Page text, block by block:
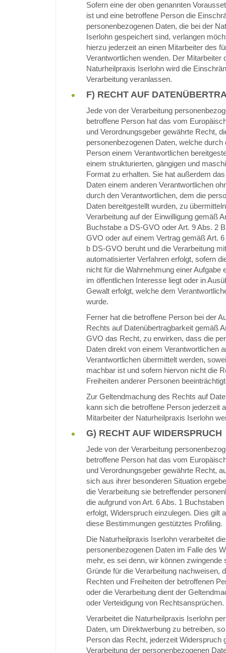
Sofern eine der oben genannten
ist und eine betroffene Person die
personenbezogenen Daten, die bei der
Iserlohn gespeichert sind, verlangen
hierzu jederzeit an einen Mitarbeiter des
Verantwortlichen wenden. Der Mitarbeiter
Naturheilpraxis Iserlohn wird die
Verarbeitung veranlassen.
F) RECHT AUF
Jede von der Verarbeitung
betroffene Person hat das vom
und Verordnungsgeber gewährte Recht,
personenbezogenen Daten, welche durch
Person einem Verantwortlichen
einem strukturierten, gängigen und
Format zu erhalten. Sie hat außerdem
Daten einem anderen Verantwortlichen
durch den Verantwortlichen, dem die
Daten bereitgestellt wurden, zu
Verarbeitung auf der Einwilligung gemäß
Buchstabe a DS-GVO oder Art. 9 Abs. 2
GVO oder auf einem Vertrag gemäß Art.
b DS-GVO beruht und die Verarbeitung
automatisierter Verfahren erfolgt, sofern
nicht für die Wahrnehmung einer Aufgabe
im öffentlichen Interesse liegt oder in
Gewalt erfolgt, welche dem
wurde.
Ferner hat die betroffene Person bei der
Rechts auf Datenübertragbarkeit gemäß
GVO das Recht, zu erwirken, dass die
Daten direkt von einem Verantwortlichen
Verantwortlichen übermittelt werden,
machbar ist und sofern hiervon nicht die
Freiheiten anderer Personen
Zur Geltendmachung des Rechts auf
kann sich die betroffene Person jederzeit
Mitarbeiter der Naturheilpraxis Iserlohn
G) RECHT AUF WIDERSPRUCH
Jede von der Verarbeitung
betroffene Person hat das vom
und Verordnungsgeber gewährte Recht,
sich aus ihrer besonderen Situation
die Verarbeitung sie betreffender
die aufgrund von Art. 6 Abs. 1
erfolgt, Widerspruch einzulegen. Dies gilt
diese Bestimmungen gestütztes Profiling.
Die Naturheilpraxis Iserlohn verarbeitet die
personenbezogenen Daten im Falle des
mehr, es sei denn, wir können zwingende
Gründe für die Verarbeitung nachweisen,
Rechten und Freiheiten der betroffenen
oder die Verarbeitung dient der
oder Verteidigung von Rechtsansprüchen.
Verarbeitet die Naturheilpraxis Iserlohn
Daten, um Direktwerbung zu betreiben,
Person das Recht, jederzeit Widerspruch
Verarbeitung der personenbezogenen